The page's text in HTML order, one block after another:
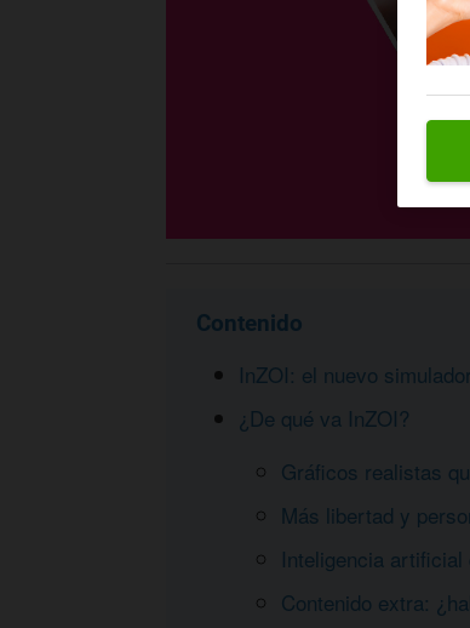
Contenido
InZOI: el nuevo
¿De qué va InZOI?
Gráficos realistas
Más libertad y
Inteligencia
Contenido extra: